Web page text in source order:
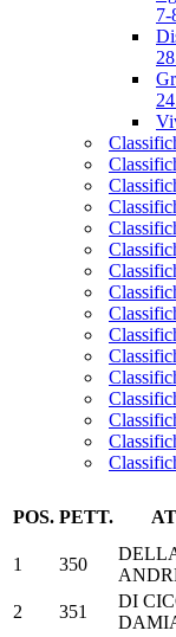
7-
POS. PETT.
1 350
2
351
DI